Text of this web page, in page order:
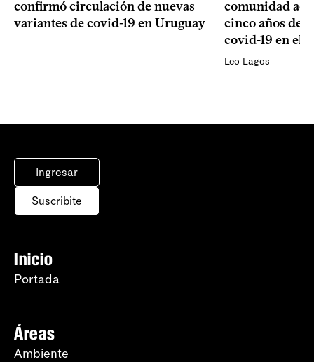
confirmó circulación de nuevas
variantes de covid-19 en Uruguay
comunidad
cinco años de
covid-19 en el
Leo Lagos
Ingresar
Suscribite
Inicio
Portada
Áreas
Ambiente